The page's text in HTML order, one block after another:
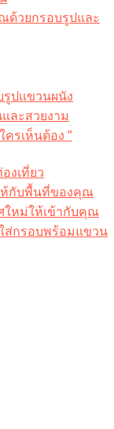
ด้วยกรอบรูปและ
ปแขวนผนัง
ละสวยงาม
รเห็นต้อง ”
งเที่ยว
ห้กับพื้นที่ของคุณ
ใหม่ให้เข้ากับคุณ
ส่กรอบพร้อมแขวน​